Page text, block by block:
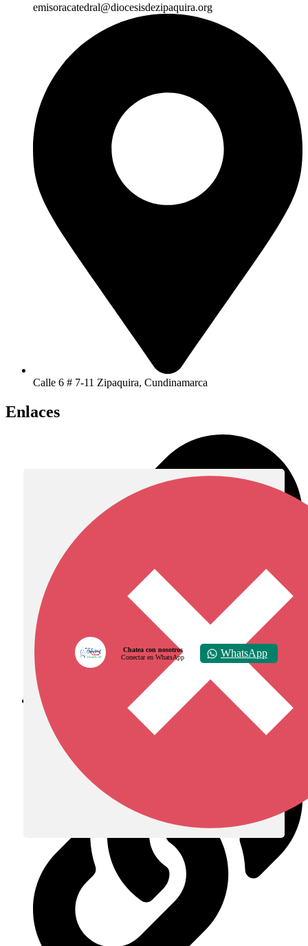
emisoracatedral@diocesisdezipaquira.org
Calle 6 # 7-11 Zipaquira, Cundinamarca
Enlaces
Diócesis de Zipaquirá
Chatea con nosotros
Conectar en WhatsApp
WhatsApp